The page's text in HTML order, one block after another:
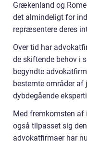
Grækenland og
det almindeligt for
repræsentere deres
Over tid har
de skiftende behov i
begyndte
bestemte områder
dybdegående
Med fremkomsten af
også tilpasset sig
advokatfirmaer har